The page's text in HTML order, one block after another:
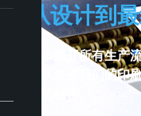
从设计到
逐步揭开所有生产
团队走进我们的印